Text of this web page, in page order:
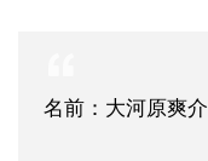
名前：大河原爽